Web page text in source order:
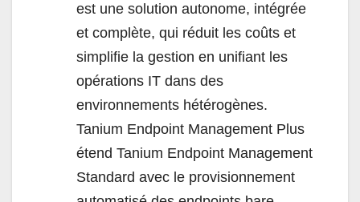
est une solution autonome, intégrée
et complète, qui réduit les coûts et
simplifie la gestion en unifiant les
opérations IT dans des
environnements hétérogènes.
Tanium Endpoint Management Plus
étend Tanium Endpoint Management
Standard avec le provisionnement